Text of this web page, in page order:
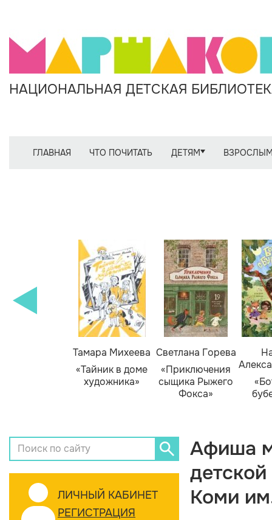
НАЦИОНАЛЬНАЯ ДЕТСКАЯ
ГЛАВНАЯ ЧТО ПОЧИТАТЬ ДЕТЯМ
Тамара Михеева
«Тайник в доме
художника»
Светлана Горева
«Приключения
сыщика Рыжего
Фокса»
ЛИЧНЫЙ КАБИНЕТ
РЕГИСТРАЦИЯ
Афиша
Коми